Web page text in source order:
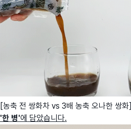
[농축 전 쌍화차 vs 3배 농축 오나한 쌍화]
'한 병'에 담았습니다.